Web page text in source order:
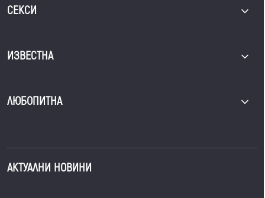
СЕКСИ
ИЗВЕСТНА
ЛЮБОПИТНА
АКТУАЛНИ НОВИНИ